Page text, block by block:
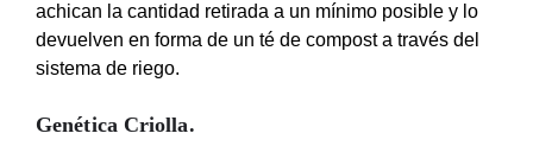
achican la cantidad retirada a un mínimo posible y lo
devuelven en forma de un té de compost a través del
sistema de riego.
Genética Criolla.